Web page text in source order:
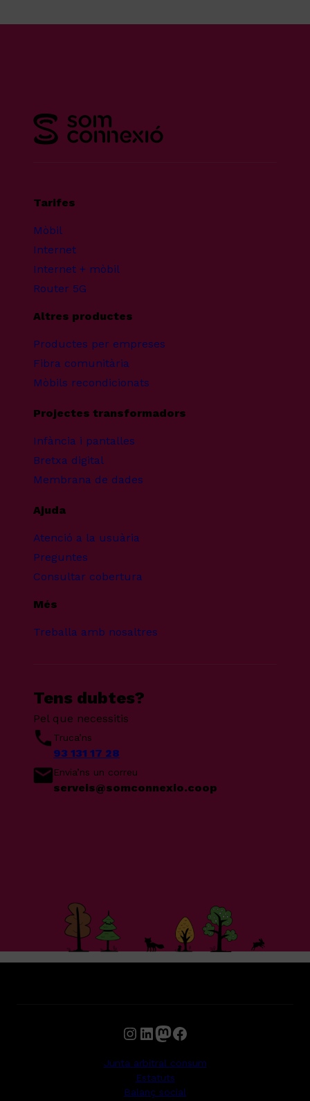
Tarifes
Mòbil
Internet
Internet + mòbil
Router 5G
Altres productes
Productes per empreses
Fibra comunitària
Mòbils recondicionats
Projectes transformadors
Infància i pantalles
Bretxa digital
Membrana de dades
Ajuda
Atenció a la usuària
Preguntes
Consultar cobertura
Més
Treballa amb nosaltres
Tens dubtes?
Pel que necessitis
Truca’ns
93 131 17 28
Envia’ns un correu
serveis@somconnexio.coop
Instagram LinkedIn Mastodon Facebook
Junta arbitral consum
Estatuts
Balanç social